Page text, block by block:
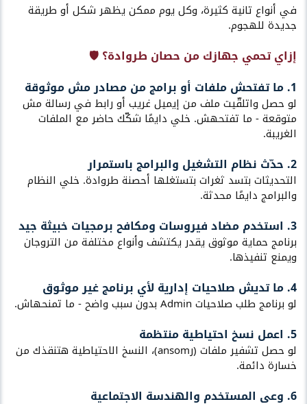
في أنواع تانية كثيرة، وكل يوم ممكن يظهر شكل أو طريقة
جديدة للهجوم.
إزاي تحمي جهازك من حصان طروادة؟ 🛡️​
1. ما تفتحش ملفات أو برامج من مصادر مش موثوقة​
لو حصل واتلقّيت ملف من إيميل غريب أو رابط في رسالة مش
متوقعة - ما تفتحهش. خلي دايمًا شكّك حاضر مع الملفات
الغريبة.
2. حدّث نظام التشغيل والبرامج باستمرار​
التحديثات بتسد ثغرات بتستغلها أحصنة طروادة. خلي النظام
والبرامج دايمًا محدثة.
3. استخدم مضاد فيروسات ومكافح برمجيات خبيثة جيد​
برنامج حماية موثوق يقدر يكتشف وأنواع مختلفة من التروجان
ويمنع تنفيذها.
4. ما تديش صلاحيات إدارية لأي برنامج غير موثوق​
لو برنامج طلب صلاحيات Admin بدون سبب واضح - ما تمنحهاش.
5. اعمل نسخ احتياطية منتظمة​
لو حصل تشفير ملفات (رansom)، النسخ الاحتياطية هتنقذك من
خسارة دائمة.
6. وعي المستخدم والهندسة الاجتماعية​